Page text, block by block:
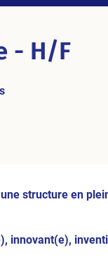
- H/F
structure en
innovant(e),